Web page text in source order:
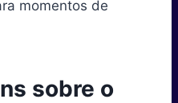
momentos de
sobre o